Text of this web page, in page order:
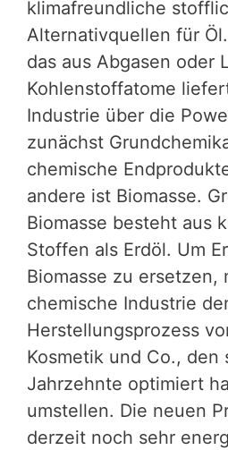
klimafreundliche
Alternativquellen für
das aus Abgasen oder
Kohlenstoffatome
Industrie über die
zunächst
chemische
andere ist Biomasse.
Biomasse besteht aus
Stoffen als Erdöl. Um
Biomasse zu ersetzen,
chemische Industrie
Herstellungsprozess
Kosmetik und Co., den
Jahrzehnte optimiert
umstellen. Die neuen
derzeit noch sehr